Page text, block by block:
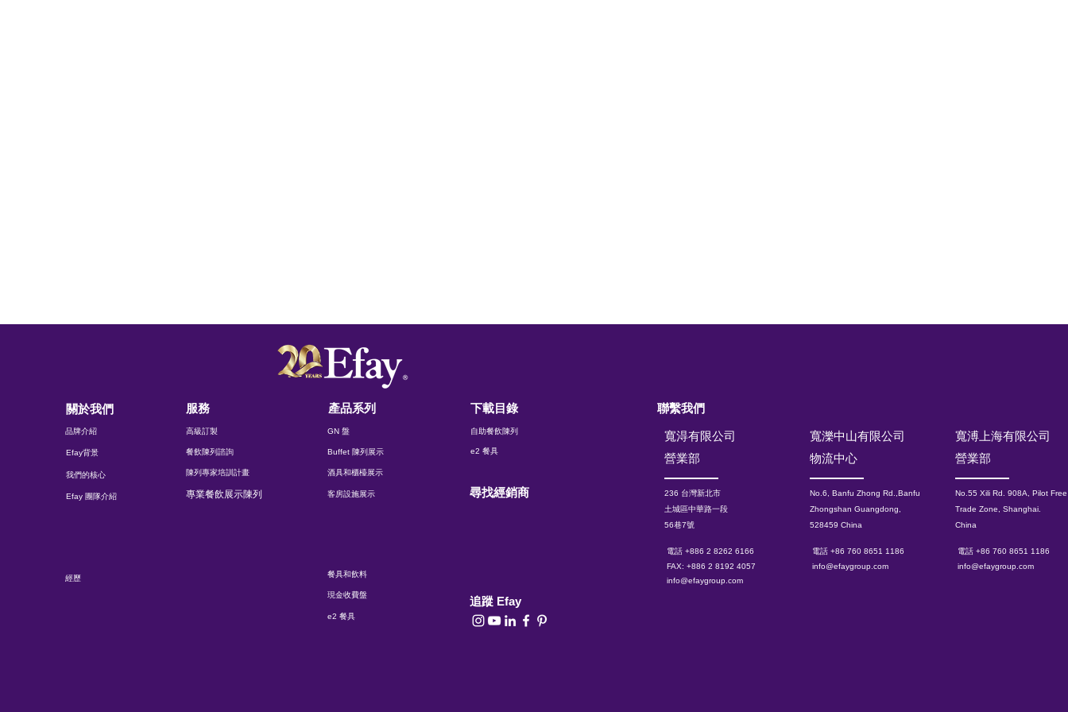
關於我們
品牌介紹
Efay背景
我們的核心
Efay 團隊介紹
服務
高級訂製
餐飲陳列諮詢
陳列專家培訓計畫
專業餐飲展示陳列
產品系列
GN 盤
Buffet 陳列展示
下載目錄
自助餐飲陳列
e2 餐具
酒具和櫃檯展示
客房設施展示 尋找經銷商
經歷 餐具和飲料
現金收費盤
e2 餐具
追蹤 Efay
聯繫我們
寬淂有限公司
​營業部
236 台灣新北市
土城區中華路一段
56巷7號
電話 +886 2 8262 6166
FAX: +886 2 8192 4057
info@efaygroup.com
寬濼中山有限公司
物流中心
No.6, Banfu Zhong Rd.,Banfu
Zhongshan Guangdong,
528459 China
電話 +86 760 8651 1186
info@efaygroup.com
寬溥上海有限公司
營業部
No.55 Xili Rd. 908A, Pilot Free
Trade Zone, Shanghai.
China
電話 +86 760 8651 1186
info@efaygroup.com